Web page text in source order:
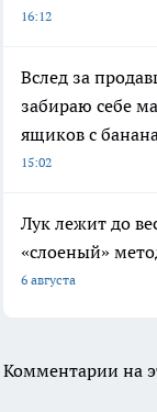
16:12
Вслед за
забираю себе
ящиков с
15:02
Лук лежит до
«слоеный»
6 августа
Комментарии на